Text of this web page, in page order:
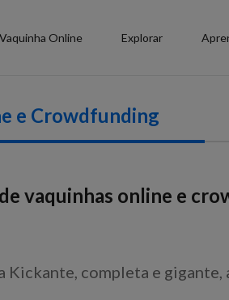
Vaquinha Online Explorar
e Crowdfunding
vaquinhas online e
Kickante, completa e